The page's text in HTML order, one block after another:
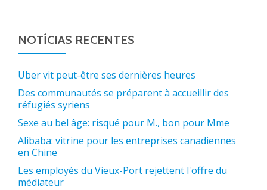
NOTÍCIAS RECENTES
Uber vit peut-être ses dernières heures
Des communautés se préparent à accueillir des
réfugiés syriens
Sexe au bel âge: risqué pour M., bon pour Mme
Alibaba: vitrine pour les entreprises canadiennes
en Chine
Les employés du Vieux-Port rejettent l'offre du
médiateur